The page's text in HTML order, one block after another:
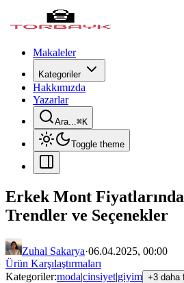
Makaleler
Kategoriler
Hakkımızda
Yazarlar
Ara...⌘K
Toggle theme
Erkek Mont
Trendler ve Seçenekler
Zuhal Sakarya·06.04.2025, 00:00
Ürün Karşılaştırmaları
Kategoriler:moda|cinsiyet|giyim +3 daha